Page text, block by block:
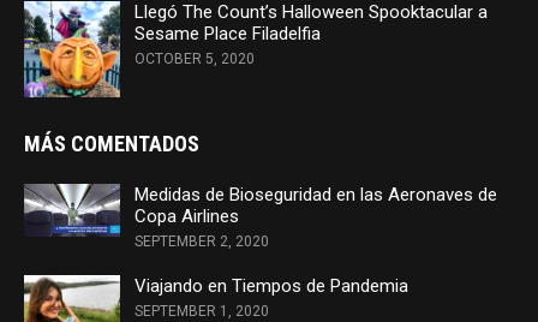
Llegó The Count’s Halloween Spooktacular a
Sesame Place Filadelfia
OCTOBER 5, 2020
MÁS COMENTADOS
Medidas de Bioseguridad en las Aeronaves de
Copa Airlines
SEPTEMBER 2, 2020
Viajando en Tiempos de Pandemia
SEPTEMBER 1, 2020